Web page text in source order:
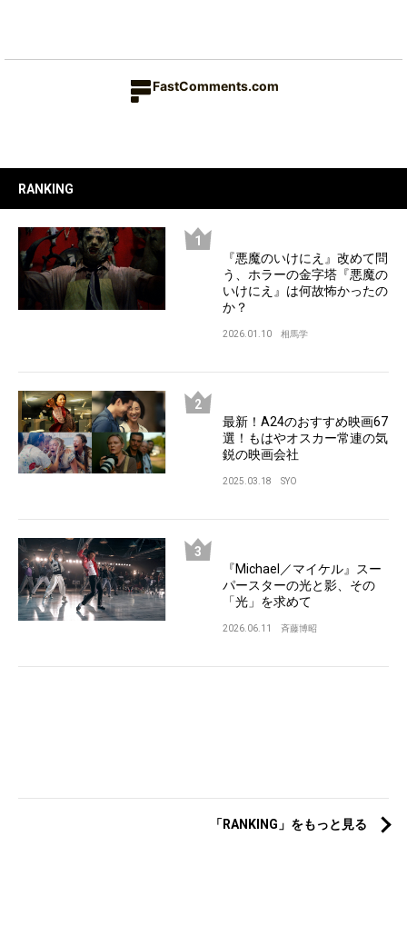
FastComments.com
RANKING
『悪魔のいけにえ』改めて問
う、ホラーの金字塔『悪魔の
いけにえ』は何故怖かったの
か？
2026.01.10 相馬学
最新！A24のおすすめ映画67
選！もはやオスカー常連の気
鋭の映画会社
2025.03.18 SYO
『Michael／マイケル』スー
パースターの光と影、その
「光」を求めて
2026.06.11 斉藤博昭
「RANKING」をもっと見る